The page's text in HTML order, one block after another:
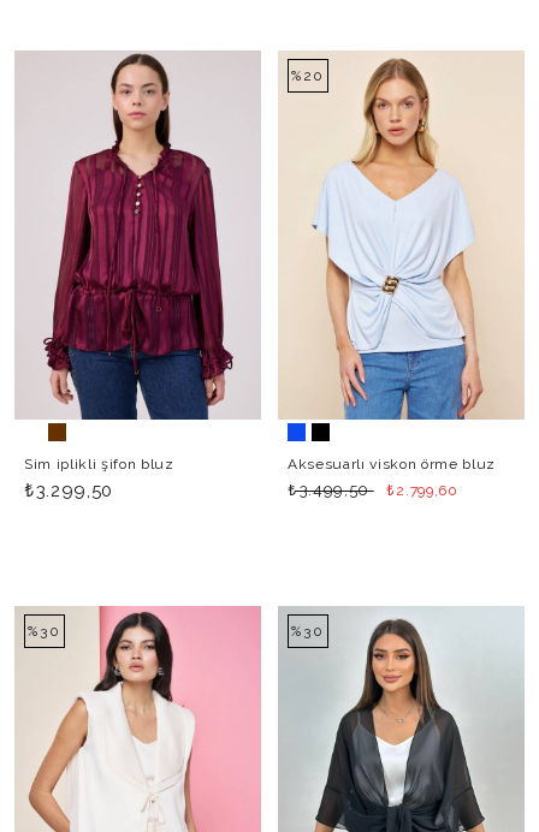
Sim iplikli şifon bluz
₺3.299,50
%20
Aksesuarlı viskon örme bluz
₺3.499,50 ₺2.799,60
%30 %30